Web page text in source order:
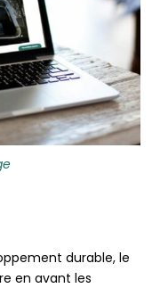
durable, le
en avant les